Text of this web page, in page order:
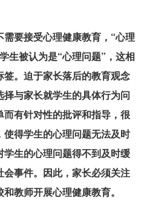
要接受心理健康教育，“心理
生被认为是“心理问题”，这相
签。迫于家长落后的教育观念
与家长就学生的具体行为问
有针对性的批评和指导，很
得学生的心理问题无法及时
生的心理问题得不到及时缓
事件。因此，家长必须关注
教师开展心理健康教育。